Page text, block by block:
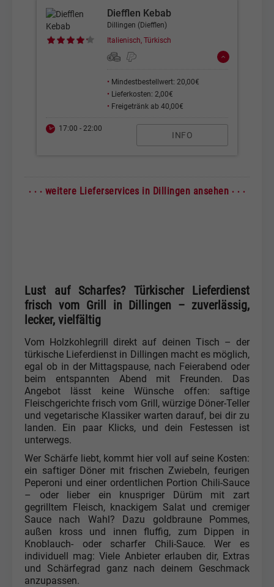
Diefflen Kebab
Dillingen (Diefflen)
Italienisch, Türkisch
• Mindestbestellwert: 20,00€
• Lieferkosten: 2,00€
• Freigetränk ab 40,00€
17:00 - 22:00
INFO
· · · weitere Lieferservices in Dillingen ansehen · · ·
Lust auf Scharfes? Türkischer Lieferdienst
frisch vom Grill in Dillingen – zuverlässig,
lecker, vielfältig
Vom Holzkohlegrill direkt auf deinen Tisch – der
türkische Lieferdienst in Dillingen macht es möglich,
egal ob in der Mittagspause, nach Feierabend oder
beim entspannten Abend mit Freunden. Das
Angebot lässt keine Wünsche offen: saftige
Fleischgerichte frisch vom Grill, würzige Döner-Teller
und vegetarische Klassiker warten darauf, bei dir zu
landen. Ein paar Klicks, und dein Festessen ist
unterwegs.
Wer Schärfe liebt, kommt hier voll auf seine Kosten:
ein saftiger Döner mit frischen Zwiebeln, feurigen
Peperoni und einer ordentlichen Portion Chili-Sauce
– oder lieber ein knuspriger Dürüm mit zart
gegrilltem Fleisch, knackigem Salat und cremiger
Sauce nach Wahl? Dazu goldbraune Pommes,
außen kross und innen fluffig, zum Dippen in
Knoblauch- oder scharfer Chili-Sauce. Wer es
individuell mag: Viele Anbieter erlauben dir, Extras
und Schärfegrad ganz nach deinem Geschmack
anzupassen.